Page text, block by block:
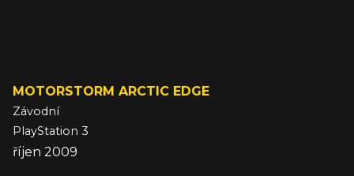
MOTORSTORM ARCTIC EDGE
Závodní
PlayStation 3
říjen 2009